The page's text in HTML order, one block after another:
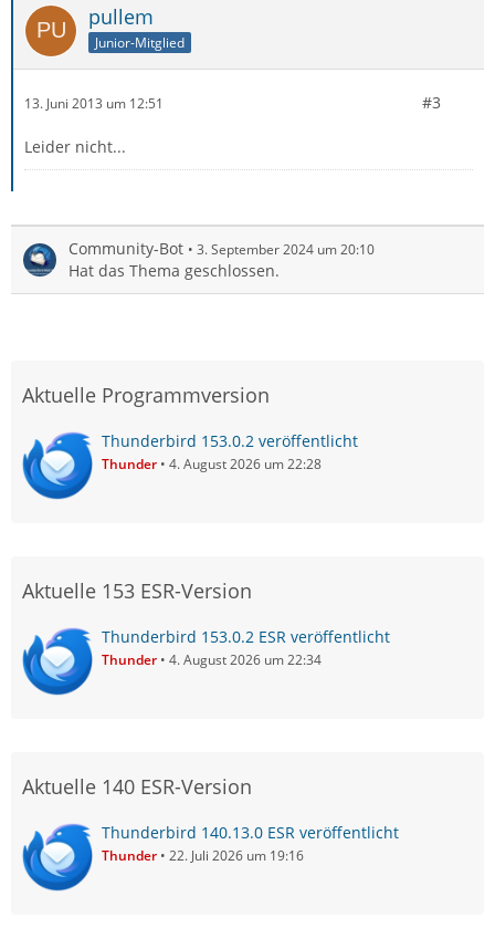
pullem
Junior-Mitglied
13. Juni 2013 um 12:51 #3
Leider nicht...
Community-Bot 3. September 2024 um 20:10
Hat das Thema geschlossen.
Aktuelle Programmversion
Thunderbird 153.0.2 veröffentlicht
Thunder 4. August 2026 um 22:28
Aktuelle 153 ESR-Version
Thunderbird 153.0.2 ESR veröffentlicht
Thunder 4. August 2026 um 22:34
Aktuelle 140 ESR-Version
Thunderbird 140.13.0 ESR veröffentlicht
Thunder 22. Juli 2026 um 19:16